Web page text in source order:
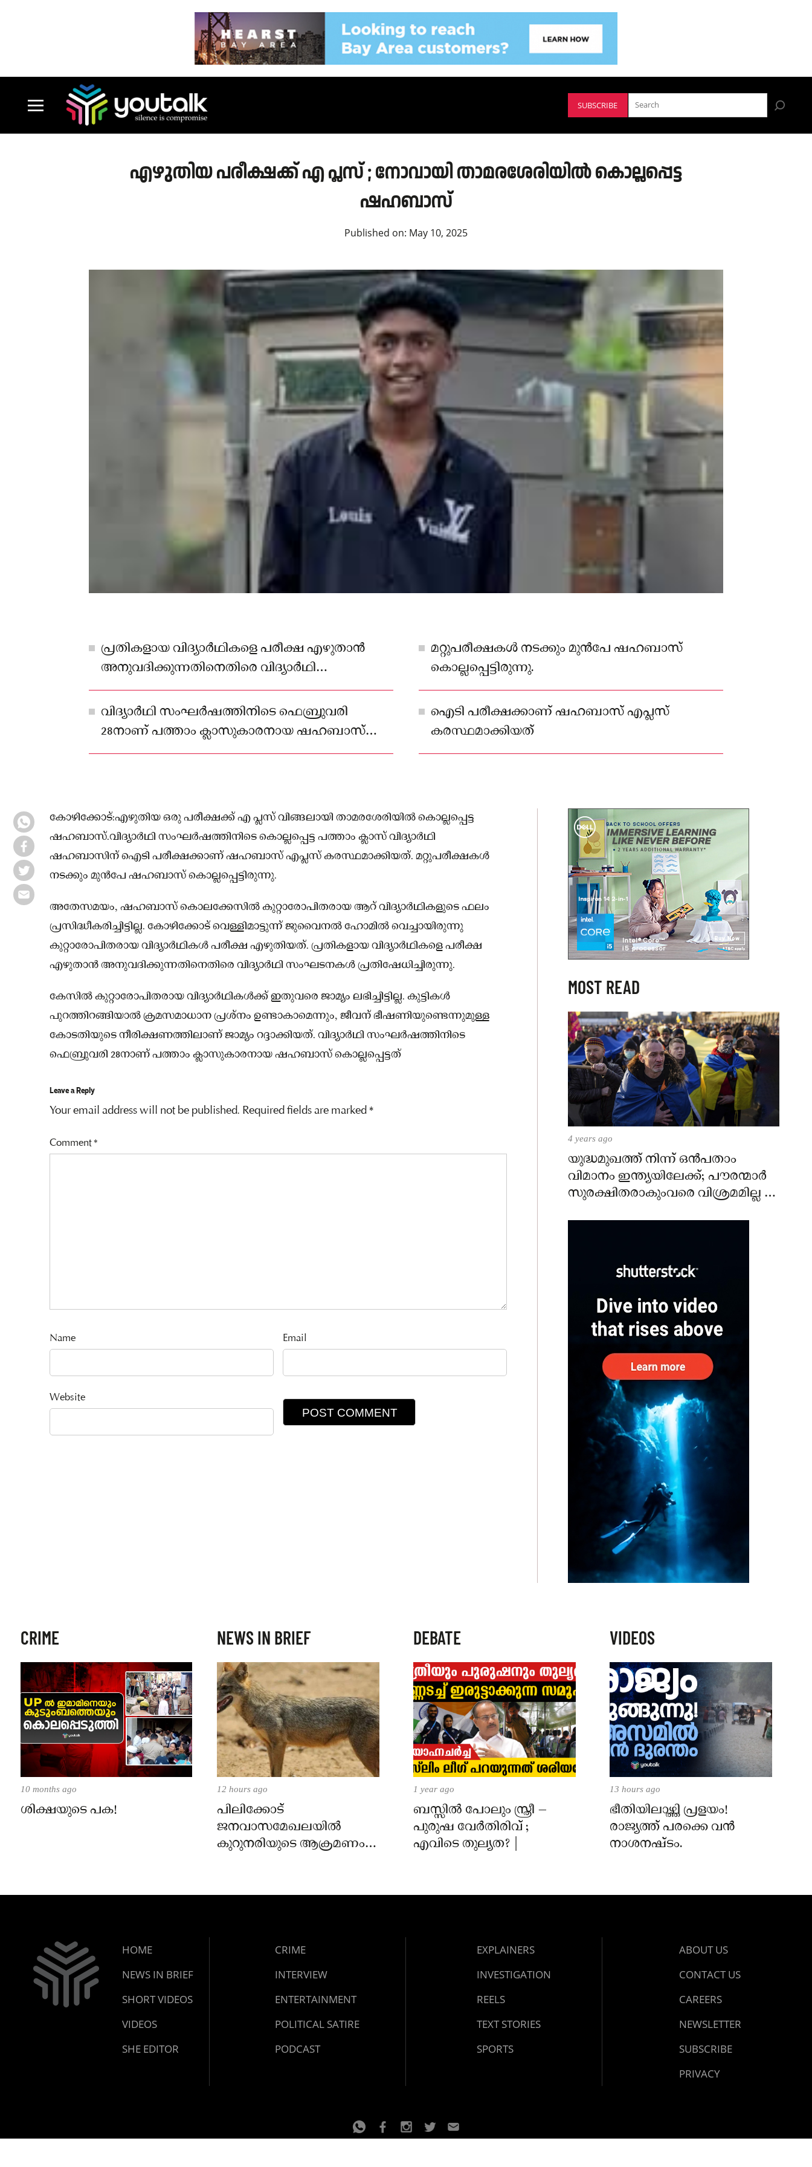
SUBSCRIBE
എഴുതിയ പരീക്ഷക്ക് എ പ്ലസ് ; നോവായി താമരശേരിയിൽ കൊല്ലപ്പെട്ട
ഷഹബാസ്
Published on: May 10, 2025
പ്രതികളായ വിദ്യാർഥികളെ പരീക്ഷ എഴുതാൻ
അനുവദിക്കുന്നതിനെതിരെ വിദ്യാർഥി
സംഘടനകൾ പ്രതിഷേധിച്ചിരുന്നു.
മറ്റുപരീക്ഷകൾ നടക്കും മുൻപേ ഷഹബാസ്
കൊല്ലപ്പെട്ടിരുന്നു.
വിദ്യാർഥി സംഘർഷത്തിനിടെ ഫെബ്രുവരി
28നാണ് പത്താം ക്ലാസുകാരനായ ഷഹബാസ്
കൊല്ലപ്പെട്ടത്
ഐടി പരീക്ഷക്കാണ് ഷഹബാസ് എപ്ലസ്
കരസ്ഥമാക്കിയത്
കോഴിക്കോട്:എഴുതിയ ഒരു പരീക്ഷക്ക് എ പ്ലസ് വിങ്ങലായി താമരശേരിയിൽ കൊല്ലപ്പെട്ട
ഷഹബാസ്.വിദ്യാർഥി സംഘർഷത്തിനിടെ കൊല്ലപ്പെട്ട പത്താം ക്ലാസ് വിദ്യാർഥി
ഷഹബാസിന് ഐടി പരീക്ഷക്കാണ് ഷഹബാസ് എപ്ലസ് കരസ്ഥമാക്കിയത്. മറ്റുപരീക്ഷകൾ
നടക്കും മുൻപേ ഷഹബാസ് കൊല്ലപ്പെട്ടിരുന്നു.
അതേസമയം, ഷഹബാസ് കൊലക്കേസിൽ കുറ്റാരോപിതരായ ആറ് വിദ്യാർഥികളുടെ ഫലം
പ്രസിദ്ധീകരിച്ചിട്ടില്ല. കോഴിക്കോട് വെള്ളിമാട്ടുന്ന് ജുവൈനൽ ഹോമിൽ വെച്ചായിരുന്നു
കുറ്റാരോപിതരായ വിദ്യാർഥികൾ പരീക്ഷ എഴുതിയത്. പ്രതികളായ വിദ്യാർഥികളെ പരീക്ഷ
എഴുതാൻ അനുവദിക്കുന്നതിനെതിരെ വിദ്യാർഥി സംഘടനകൾ പ്രതിഷേധിച്ചിരുന്നു.
കേസിൽ കുറ്റാരോപിതരായ വിദ്യാർഥികൾക്ക് ഇതുവരെ ജാമ്യം ലഭിച്ചിട്ടില്ല. കുട്ടികൾ
പുറത്തിറങ്ങിയാൽ ക്രമസമാധാന പ്രശ്നം ഉണ്ടാകാമെന്നും, ജീവന് ഭീഷണിയുണ്ടെന്നുമുള്ള
കോടതിയുടെ നീരിക്ഷണത്തിലാണ് ജാമ്യം റദ്ദാക്കിയത്. വിദ്യാർഥി സംഘർഷത്തിനിടെ
ഫെബ്രുവരി 28നാണ് പത്താം ക്ലാസുകാരനായ ഷഹബാസ് കൊല്ലപ്പെട്ടത്
Leave a Reply
Your email address will not be published. Required fields are marked*
Comment*
Name Email
Website
MOST READ
4 years ago
യുദ്ധമുഖത്ത് നിന്ന് ഒൻപതാം
വിമാനം ഇന്ത്യയിലേക്ക്; പൗരന്മാർ
സുരക്ഷിതരാകുംവരെ വിശ്രമമില്ല –
CRIME
10 months ago
ശിക്ഷയുടെ പക!
NEWS IN BRIEF
12 hours ago
പിലിക്കോട്
ജനവാസമേഖലയിൽ
കുറുനരിയുടെ ആക്രമണം;
പഞ്ചായത്ത്
DEBATE
1 year ago
ബസ്സിൽ പോലും സ്ത്രീ –
പുരുഷ വേർതിരിവ് ;
എവിടെ തുല്യത? |
VIDEOS
13 hours ago
ഭീതിയിലാഴ്ത്തി പ്രളയം!
രാജ്യത്ത് പരക്കെ വൻ
നാശനഷ്ടം.
HOME
NEWS IN BRIEF
SHORT VIDEOS
VIDEOS
SHE EDITOR
CRIME
INTERVIEW
ENTERTAINMENT
POLITICAL SATIRE
PODCAST
EXPLAINERS
INVESTIGATION
REELS
TEXT STORIES
SPORTS
ABOUT US
CONTACT US
CAREERS
NEWSLETTER
SUBSCRIBE
PRIVACY